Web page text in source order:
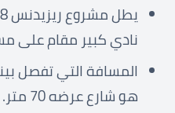
نادي كبير مقام على مساحة
المسافة التي تفصل
هو شارع عرضه 70 متر.